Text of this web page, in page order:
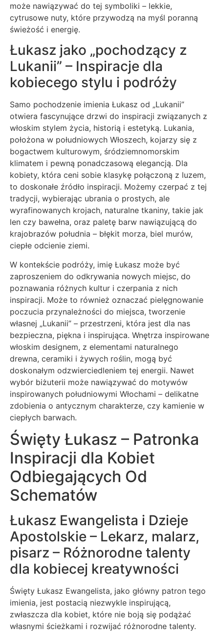
może nawiązywać do tej symboliki – lekkie,
cytrusowe nuty, które przywodzą na myśl poranną
świeżość i energię.
Łukasz jako „pochodzący z
Lukanii” – Inspiracje dla
kobiecego stylu i podróży
Samo pochodzenie imienia Łukasz od „Lukanii”
otwiera fascynujące drzwi do inspiracji związanych z
włoskim stylem życia, historią i estetyką. Lukania,
położona w południowych Włoszech, kojarzy się z
bogactwem kulturowym, śródziemnomorskim
klimatem i pewną ponadczasową elegancją. Dla
kobiety, która ceni sobie klasykę połączoną z luzem,
to doskonałe źródło inspiracji. Możemy czerpać z tej
tradycji, wybierając ubrania o prostych, ale
wyrafinowanych krojach, naturalne tkaniny, takie jak
len czy bawełna, oraz paletę barw nawiązującą do
krajobrazów południa – błękit morza, biel murów,
ciepłe odcienie ziemi.
W kontekście podróży, imię Łukasz może być
zaproszeniem do odkrywania nowych miejsc, do
poznawania różnych kultur i czerpania z nich
inspiracji. Może to również oznaczać pielęgnowanie
poczucia przynależności do miejsca, tworzenie
własnej „Lukanii” – przestrzeni, która jest dla nas
bezpieczna, piękna i inspirująca. Wnętrza inspirowane
włoskim designem, z elementami naturalnego
drewna, ceramiki i żywych roślin, mogą być
doskonałym odzwierciedleniem tej energii. Nawet
wybór biżuterii może nawiązywać do motywów
inspirowanych południowymi Włochami – delikatne
zdobienia o antycznym charakterze, czy kamienie w
ciepłych barwach.
Święty Łukasz – Patronka
Inspiracji dla Kobiet
Odbiegających Od
Schematów
Łukasz Ewangelista i Dzieje
Apostolskie – Lekarz, malarz,
pisarz – Różnorodne talenty
dla kobiecej kreatywności
Święty Łukasz Ewangelista, jako główny patron tego
imienia, jest postacią niezwykle inspirującą,
zwłaszcza dla kobiet, które nie boją się podążać
własnymi ścieżkami i rozwijać różnorodne talenty.